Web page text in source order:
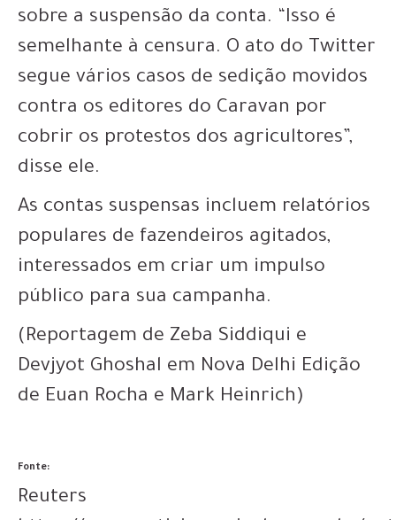
sobre a suspensão da conta. “Isso é
semelhante à censura. O ato do Twitter
segue vários casos de sedição movidos
contra os editores do Caravan por
cobrir os protestos dos agricultores”,
disse ele.
As contas suspensas incluem relatórios
populares de fazendeiros agitados,
interessados ​​em criar um impulso
público para sua campanha.
(Reportagem de Zeba Siddiqui e
Devjyot Ghoshal em Nova Delhi Edição
de Euan Rocha e Mark Heinrich)
Fonte:
Reuters